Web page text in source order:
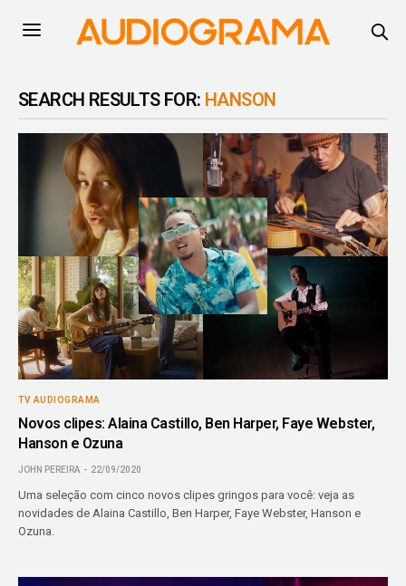
SEARCH RESULTS FOR: HANSON
TV AUDIOGRAMA
Novos clipes: Alaina Castillo, Ben Harper, Faye Webster,
Hanson e Ozuna
JOHN PEREIRA 22/09/2020
Uma seleção com cinco novos clipes gringos para você: veja as
novidades de Alaina Castillo, Ben Harper, Faye Webster, Hanson e
Ozuna.